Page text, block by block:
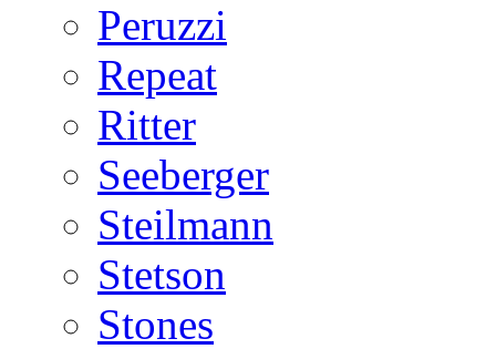
Peruzzi
Repeat
Ritter
Seeberger
Steilmann
Stetson
Stones